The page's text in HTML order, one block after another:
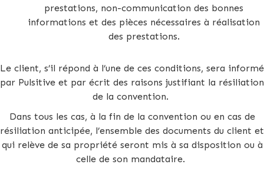
prestations, non-communication des bonnes
informations et des pièces nécessaires à réalisation
des prestations.
Le client, s’il répond à l’une de ces conditions, sera informé
par Pulsitive et par écrit des raisons justifiant la résiliation
de la convention.
Dans tous les cas, à la fin de la convention ou en cas de
résiliation anticipée, l’ensemble des documents du client et
qui relève de sa propriété seront mis à sa disposition ou à
celle de son mandataire.